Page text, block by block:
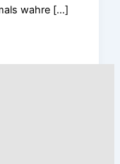
wahre […]